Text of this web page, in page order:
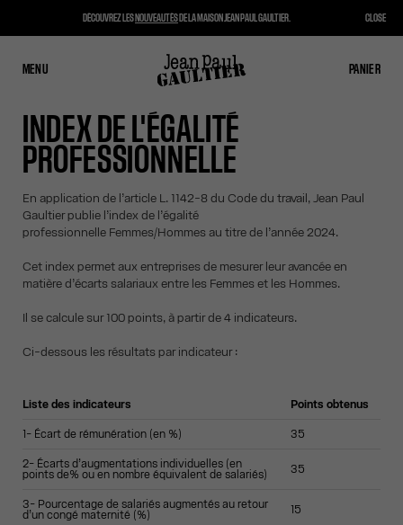
MENU PANIER
FERMER PANIER
INDEX DE L'ÉGALITÉ
PROFESSIONNELLE
En application de l’article L. 1142-8 du Code du travail, Jean Paul
Gaultier publie l’index de l’égalité
professionnelle Femmes/Hommes au titre de l’année 2024.
Cet index permet aux entreprises de mesurer leur avancée en
matière d’écarts salariaux entre les Femmes et les Hommes.
Il se calcule sur 100 points, à partir de 4 indicateurs.
Ci-dessous les résultats par indicateur :
Liste des indicateurs Points obtenus
1- Écart de rémunération (en %) 35
2- Écarts d’augmentations individuelles (en
points de% ou en nombre équivalent de salariés)
35
3- Pourcentage de salariés augmentés au retour
d’un congé maternité (%)
15
DÉCOUVREZ LESNOUVEAUTÉSDE LA MAISON JEAN PAUL GAULTIER. CLOSE